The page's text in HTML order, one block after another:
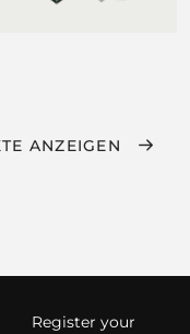
ANZEIGEN
Register your